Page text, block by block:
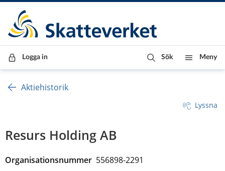
Till innehåll
Till navigationen
Till chattrobot
Logga in Sök Meny
Aktiehistorik
Lyssna
Resurs Holding AB
Organisationsnummer 556898-2291